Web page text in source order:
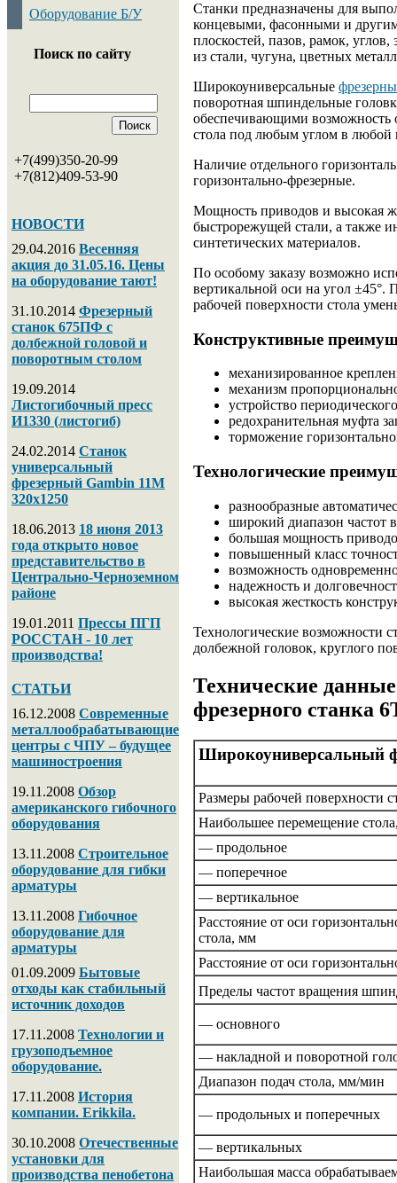
Оборудование Б/У
Поиск по сайту
+7(499)350-20-99
+7(812)409-53-90
НОВОСТИ
29.04.2016 Весенняя
акция до 31.05.16. Цены
на оборудование тают!
31.10.2014 Фрезерный
станок 675ПФ с
долбежной головой и
поворотным столом
19.09.2014
Листогибочный пресс
И1330 (листогиб)
24.02.2014 Станок
универсальный
фрезерный Gambin 11M
320х1250
18.06.2013 18 июня 2013
года открыто новое
представительство в
Центрально-Черноземном
районе
19.01.2011 Прессы ПГП
РОССТАН - 10 лет
производства!
СТАТЬИ
16.12.2008 Современные
металлообрабатывающие
центры с ЧПУ – будущее
машиностроения
19.11.2008 Обзор
американского гибочного
оборудования
13.11.2008 Строительное
оборудование для гибки
арматуры
13.11.2008 Гибочное
оборудование для
арматуры
01.09.2009 Бытовые
отходы как стабильный
источник доходов
17.11.2008 Технологии и
грузоподъемное
оборудование.
17.11.2008 История
компании. Erikkila.
30.10.2008 Отечественные
установки для
производства пенобетона
Станки предназначены для
концевыми, фасонными и
плоскостей, пазов, рамок,
из стали, чугуна, цветных
Широкоуниверсальные
поворотная шпиндельные
обеспечивающими возможность
стола под любым углом в любой
Наличие отдельного
горизонтально-фрезерные.
Мощность приводов и высокая
быстрорежущей стали, а также
синтетических материалов.
По особому заказу возможно
вертикальной оси на угол ±45°.
рабочей поверхности стола
Конструктивные
механизированное
механизм
устройство
редохранительная муфта
торможение
Технологические
разнообразные
широкий диапазон частот
большая мощность
повышенный класс
возможность
надежность и
высокая жесткость
Технологические возможности
долбежной головок, круглого
Технические
фрезерного станка
Широкоуниверсальный
Размеры рабочей поверхности
Наибольшее перемещение
— продольное
— поперечное
— вертикальное
Расстояние от оси
стола, мм
Расстояние от оси
Пределы частот вращения
— основного
— накладной и поворотной
Диапазон подач стола, мм/мин
— продольных и поперечных
— вертикальных
Наибольшая масса